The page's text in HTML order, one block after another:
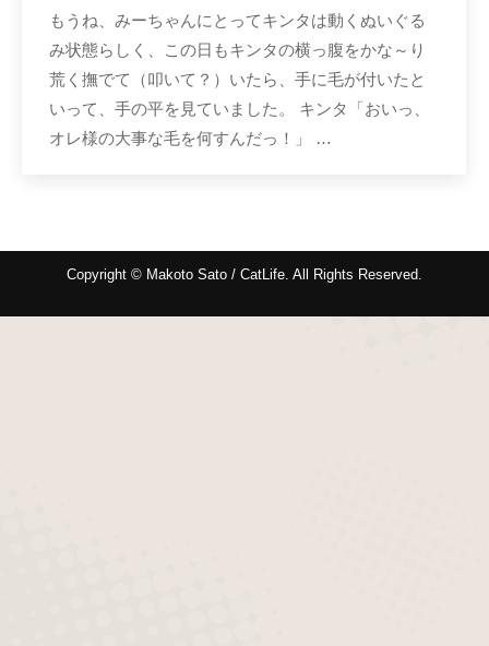
もうね、みーちゃんにとってキンタは動くぬいぐる
み状態らしく、この日もキンタの横っ腹をかな～り
荒く撫でて（叩いて？）いたら、手に毛が付いたと
いって、手の平を見ていました。 キンタ「おいっ、
オレ様の大事な毛を何すんだっ！」 …
Copyright © Makoto Sato / CatLife. All Rights Reserved.